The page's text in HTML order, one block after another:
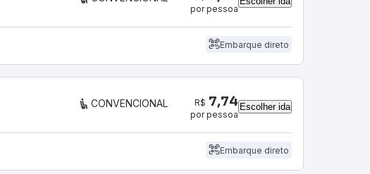
por pessoa
Embarque direto
CONVENCIONAL R$ 7,74
por pessoa
Escolher ida
Embarque direto